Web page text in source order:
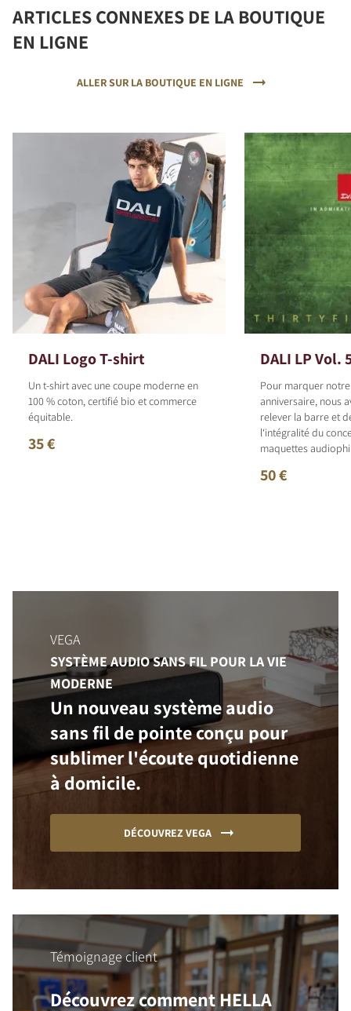
ARTICLES CONNEXES DE LA BOUTIQUE
EN LIGNE
ALLER SUR LA BOUTIQUE EN LIGNE
DALI Logo T-shirt
Un t-shirt avec une coupe moderne en
100 % coton, certifié bio et commerce
équitable.
35 €
DALI LP Vol.
Pour marquer
anniversaire, nous
relever la barre et
l‘intégralité du
maquettes
50 €
VEGA
SYSTÈME AUDIO SANS FIL POUR LA VIE
MODERNE
Un nouveau système audio
sans fil de pointe conçu pour
sublimer l'écoute quotidienne
à domicile.
DÉCOUVREZ VEGA
Témoignage client
Découvrez comment HELLA